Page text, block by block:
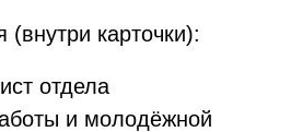
карточки):
отдела
и молодёжной